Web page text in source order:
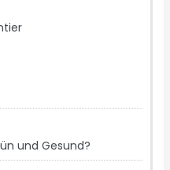
und Gesund?